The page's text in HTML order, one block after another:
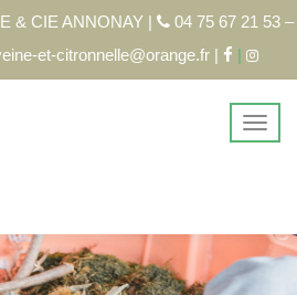
& CIE ANNONAY |
04 75 67 21 53 –
et-citronnelle@orange.fr | |